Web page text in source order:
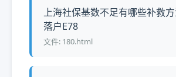
上海社保基数不足有哪些补救
落户E78
文件: 180.html